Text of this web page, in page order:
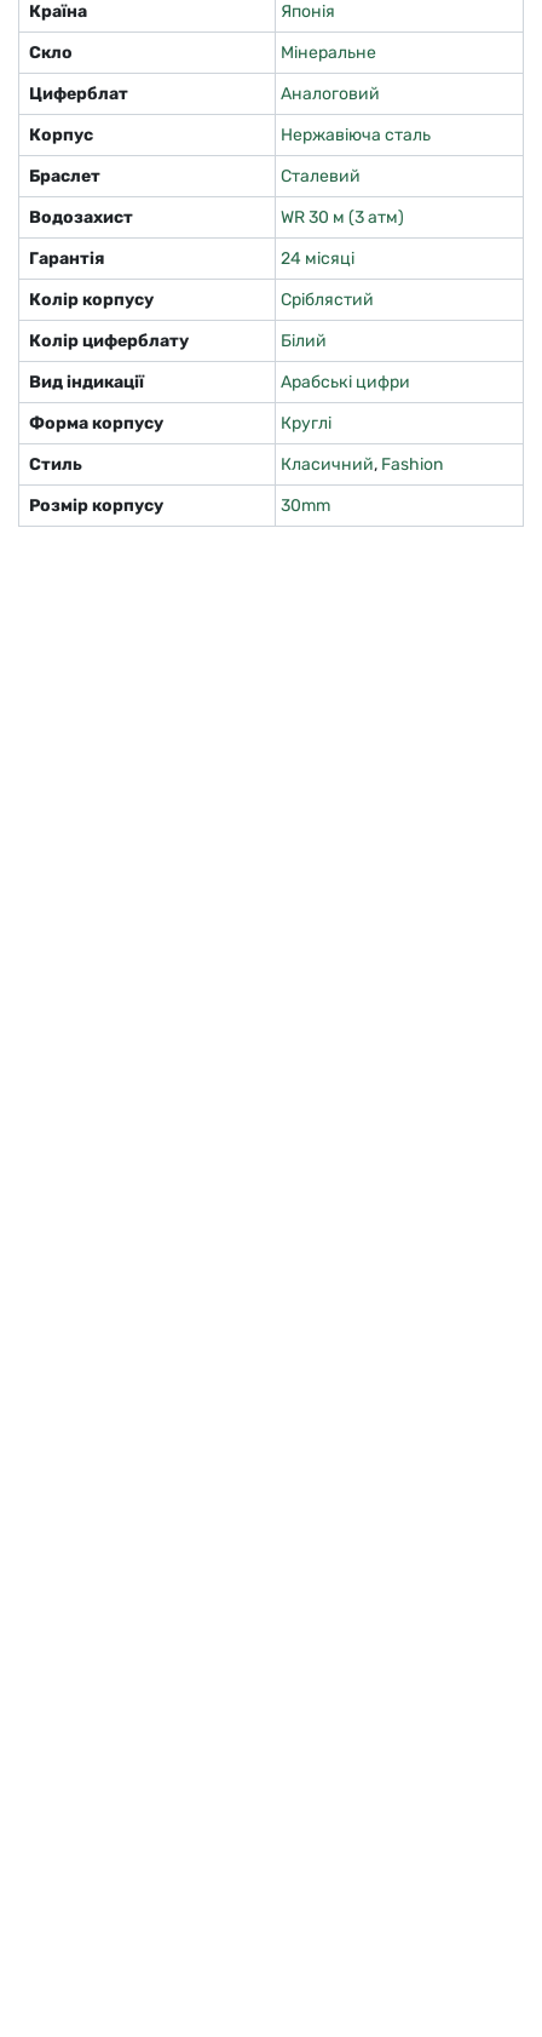
Країна
Японія
Скло
Мінеральне
Циферблат
Аналоговий
Корпус
Нержавіюча сталь
Браслет
Сталевий
Водозахист
WR 30 м (3 атм)
Гарантія
24 місяці
Колір корпусу
Сріблястий
Колір циферблату
Білий
Вид індикації
Арабські цифри
Форма корпусу
Круглі
Стиль
Класичний, Fashion
Розмір корпусу
30mm